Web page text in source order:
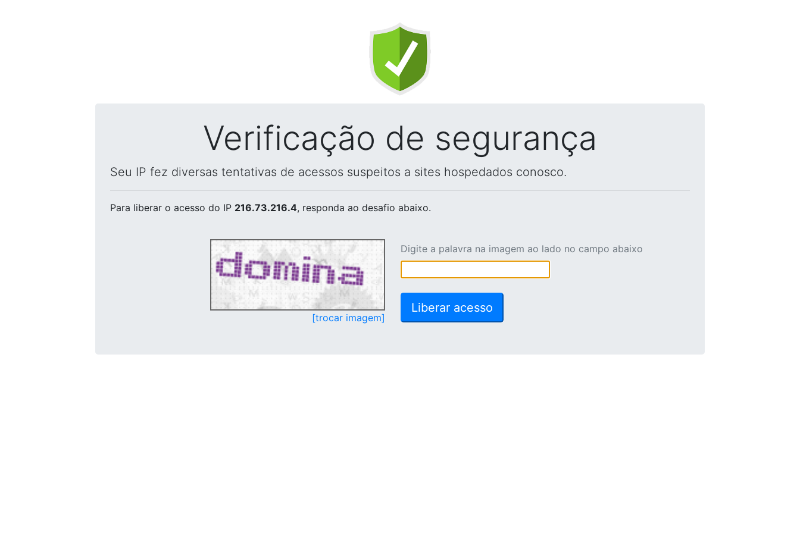
Verificação de segurança
Seu IP fez diversas tentativas de acessos suspeitos a sites hospedados conosco.
Para liberar o acesso do IP 216.73.216.4, responda ao desafio abaixo.
[trocar imagem]
Digite a palavra na imagem ao lado no campo abaixo